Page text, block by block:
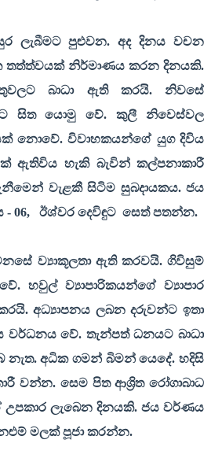
ලැබීමට පුළුවන. අද දිනය වචන
තත්ත්වයක් නිර්මාණය කරන දිනයකි.
බාධා ඇති කරයි. නිවසේ
සිත යොමු වේ. කුලී නිවෙස්වල
නොවේ. විවාහකයන්ගේ යුග දිවිය
ඇතිවිය හැකි බැවින් කල්පනාකාරී
වැළකී සිටිම සුබදායකය. ජය
- 06, ඊශ්වර දෙවිඳුට සෙත් පතන්න.
ව්‍යාකූලතා ඇති කරවයි. ගිවිසුම්
හවුල් ව්‍යාපාරිකයන්ගේ ව්‍යාපාර
අධ්‍යාපනය ලබන දරුවන්ට ඉතා
වර්ධනය වේ. තැන්පත් ධනයට බාධා
නැත. අධික ගමන් බිමන් යෙදේ. හදිසි
වන්න. සෙම පිත ආශ්‍රිත රෝගාබාධ
ලැබෙන දිනයකි. ජය වර්ණය
මලක් පූජා කරන්න.